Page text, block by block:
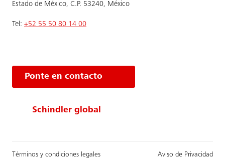
Estado de México, C.P. 53240, México
Tel: +52 55 50 80 14 00
Ponte en contacto
Schindler global
Términos y condiciones legales Aviso de Privacidad